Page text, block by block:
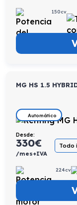
150cv
MG HS 1.5
Automático
Desde:
330€
/mes+IVA
Todo
224cv